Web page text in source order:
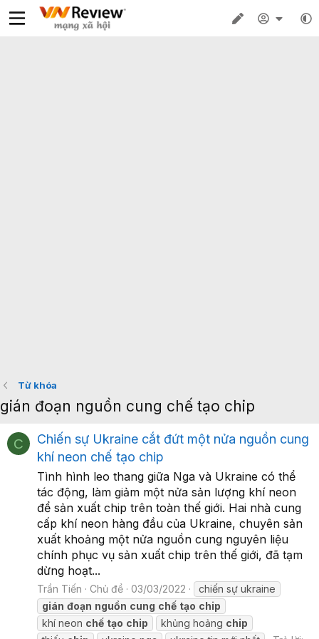
Từ khóa
gián đoạn nguồn cung chế tạo chip
C
Chiến sự Ukraine cắt đứt một nửa nguồn cung
khí neon chế tạo chip
Tình hình leo thang giữa Nga và Ukraine có thể
tác động, làm giảm một nửa sản lượng khí neon
để sản xuất chip trên toàn thế giới. Hai nhà cung
cấp khí neon hàng đầu của Ukraine, chuyên sản
xuất khoảng một nửa nguồn cung nguyên liệu
chính phục vụ sản xuất chip trên thế giới, đã tạm
dừng hoạt...
Trần Tiến Chủ đề 03/03/2022
chiến sự ukraine
gián đoạn nguồn cung chế tạo chip
khí neon chế tạo chip khủng hoảng chip